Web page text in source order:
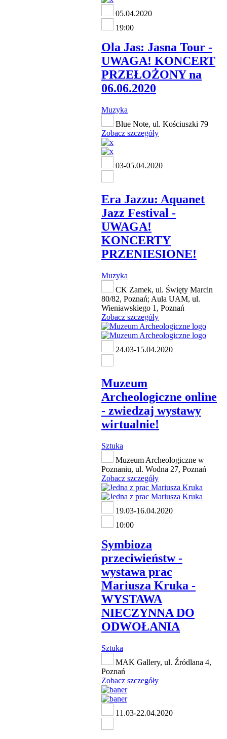
05.04.2020
19:00
Ola Jas: Jasna Tour -
UWAGA! KONCERT
PRZEŁOŻONY na
06.06.2020
Muzyka
Blue Note, ul. Kościuszki 79
Zobacz szczegóły
03-05.04.2020
Era Jazzu: Aquanet
Jazz Festival -
UWAGA!
KONCERTY
PRZENIESIONE!
Muzyka
CK Zamek, ul. Święty Marcin
80/82, Poznań; Aula UAM, ul.
Wieniawskiego 1, Poznań
Zobacz szczegóły
24.03-15.04.2020
Muzeum
Archeologiczne online
- zwiedzaj wystawy
wirtualnie!
Sztuka
Muzeum Archeologiczne w
Poznaniu, ul. Wodna 27, Poznań
Zobacz szczegóły
19.03-16.04.2020
10:00
Symbioza
przeciwieństw -
wystawa prac
Mariusza Kruka -
WYSTAWA
NIECZYNNA DO
ODWOŁANIA
Sztuka
MAK Gallery, ul. Źródlana 4,
Poznań
Zobacz szczegóły
11.03-22.04.2020